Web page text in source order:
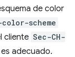
de color
scheme
cliente Sec-CH-
adecuado.